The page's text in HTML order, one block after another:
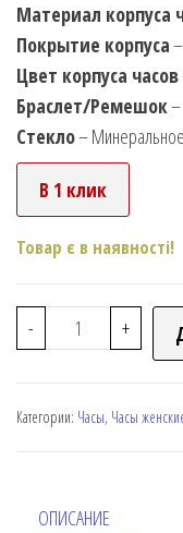
Материал корпуса
Покрытие корпуса
Цвет корпуса часов
Браслет/Ремешок
Стекло– Минеральное
В 1 клик
Товар є в наявності!
- +
Категории: Часы, Часы
ОПИСАНИЕ